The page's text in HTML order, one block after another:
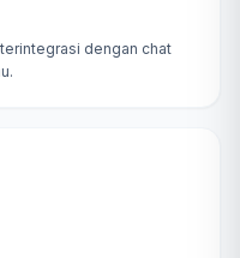
dengan chat